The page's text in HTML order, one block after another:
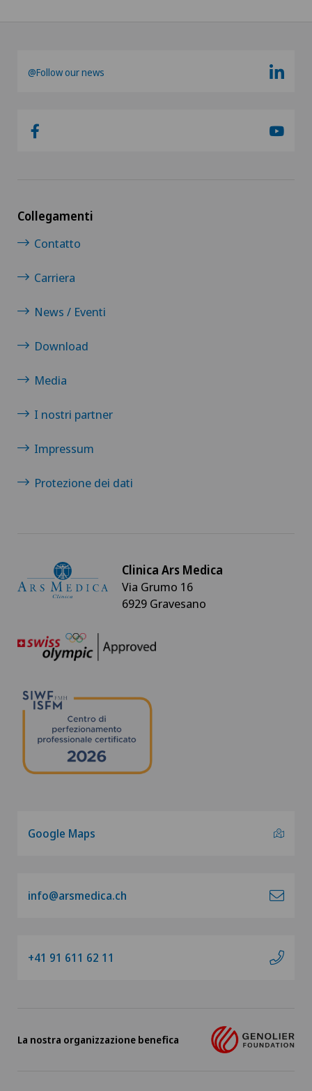
@Follow our news
Collegamenti
Contatto
Carriera
News / Eventi
Download
Media
I nostri partner
Impressum
Protezione dei dati
Clinica Ars Medica
Via Grumo 16
6929 Gravesano
Google Maps
info@arsmedica.ch
+41 91 611 62 11
La nostra organizzazione benefica